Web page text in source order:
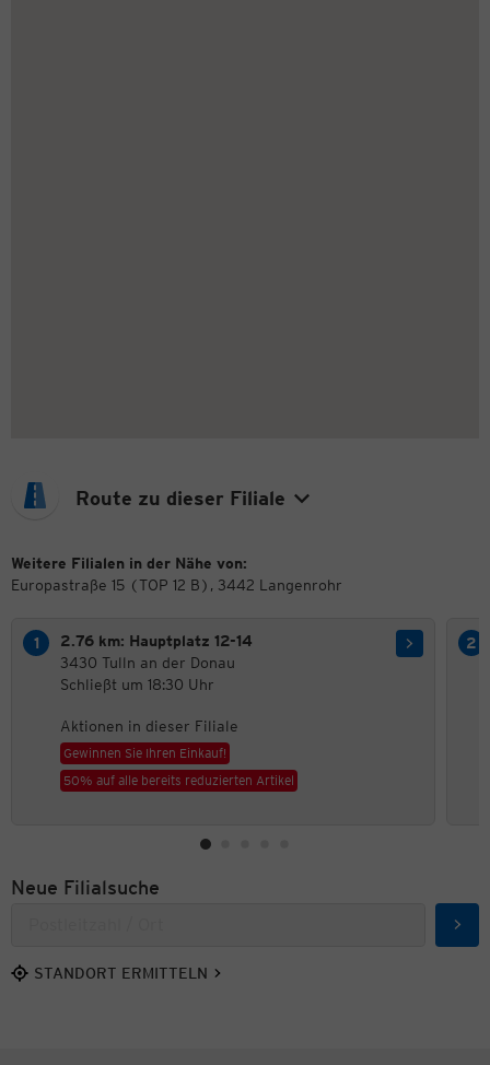
Route zu dieser Filiale
Weitere Filialen in der Nähe von:
Europastraße 15 (TOP 12 B), 3442 Langenrohr
2.76 km: Hauptplatz 12-14
3430 Tulln an der Donau
Schließt um 18:30 Uhr
Aktionen in dieser Filiale
Gewinnen Sie Ihren Einkauf!
50% auf alle bereits reduzierten Artikel
Neue Filialsuche
STANDORT ERMITTELN